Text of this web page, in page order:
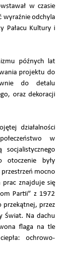
w czasie
wyraźnie odchyla
Pałacu Kultury i
późnych lat
projektu do
do detalu
oraz dekoracji
działalności
w
socjalistycznego
były
przestrzeń mocno
prac znajduje się
Partii” z 1972
przekątnej, przez
Świat. Na dachu
flaga na tle
ochrowo-